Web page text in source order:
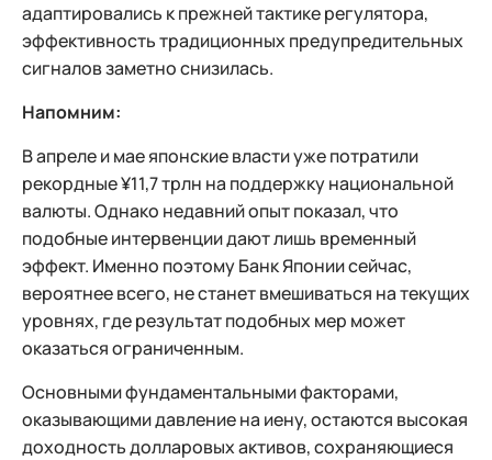
адаптировались к прежней тактике регулятора,
эффективность традиционных предупредительных
сигналов заметно снизилась.
Напомним:
В апреле и мае японские власти уже потратили
рекордные ¥11,7 трлн на поддержку национальной
валюты. Однако недавний опыт показал, что
подобные интервенции дают лишь временный
эффект. Именно поэтому Банк Японии сейчас,
вероятнее всего, не станет вмешиваться на текущих
уровнях, где результат подобных мер может
оказаться ограниченным.
Основными фундаментальными факторами,
оказывающими давление на иену, остаются высокая
доходность долларовых активов, сохраняющиеся